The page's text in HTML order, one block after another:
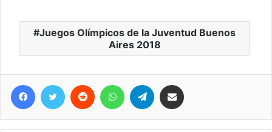
Juegos Olímpicos de la Juventud Buenos
Aires 2018
Telegram